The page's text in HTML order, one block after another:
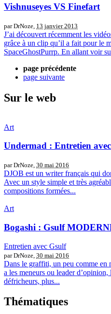
Vishnuseyes VS Finefart
par DrNoze, 13 janvier 2013
J’ai découvert récemment les
grâce à un clip qu’il a fait pour le
SpaceGhostPurrp. En allant voir
page précédente
page suivante
Sur le web
Art
Undermad : Entretien
par DrNoze, 30 mai 2016
DJOB est un writer français qui
Avec un style simple et très
compositions formées...
Art
Bogashi : Gsulf
Entretien avec Gsulf
par DrNoze, 30 mai 2016
Dans le graffiti, un peu comme en
a les meneurs ou leader
défricheurs, plus...
Thématiques